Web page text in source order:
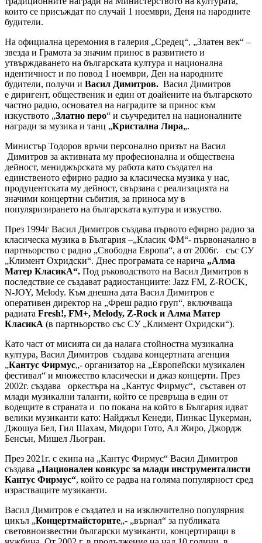
които се присъждат по случай 1 ноември, Деня на народните
будители.
На официална церемония в галерия „Средец“, „Златен век“ –
звезда и Грамота за значим принос в развитието и
утвърждаването на българската култура и национална
идентичност и по повод 1 ноември, Ден на народните
будители, получи и Васил Димитров. Васил Димитров
е диригент, общественик и един от доайените на българското
частно радио, основател на наградите за принос към
изкуството „Златно перо“ и съучредител на националните
награди за музика и танц „Кристална Лира„.
Министър Тодоров връчи персонално призът на Васил
Димитров за активната му професионална и обществена
дейност, мениджърската му работа като създател на
единственото ефирно радио за класическа музика у нас,
продуцентската му дейност, свързана с реализацията на
значими концертни събития, за приноса му в
популяризирането на българската култура и изкуство.
През 1994г Васил Димитров създава първото ефирно радио за
класическа музика в България –„Класик ФМ“- първоначално в
партньорство с радио „Свободна Европа“, а от 2006г. със СУ
„Климент Охридски“. Днес програмата се нарича „Алма
Матер КласикА“. Под ръководството на Васил Димитров в
последствие се създават радиостанциите: Jazz FM, Z-ROCK,
N-JOY, Melody. Към днешна дата Васил Димитров е
оперативен директор на „Фреш радио груп“, включваща
радиата Fresh!, FM+, Melody, Z-Rock и Алма Матер
КласикА (в партньорство със СУ „Климент Охридски“).
Като част от мисията си да налага стойностна музикална
култура, Васил Димитров създава концертната агенция
„Кантус Фирмус„- организатор на „Европейски музикален
фестивал“ и множество класически и джаз концерти. През
2002г. създава оркестъра на „Кантус Фирмус“, съставен от
млади музикални таланти, който се превръща в един от
водещите в страната и по покана на който в България идват
велики музиканти като: Найджъл Кенеди, Пинкас Цукерман,
Джошуа Бел, Гил Шахам, Мидори Гото, Ал Жиро, Джордж
Бенсън, Мишел Льогран.
През 2021г. с екипа на „Кантус Фирмус“ Васил Димитров
създава „Национален конкурс за млади инструменталисти
Кантус Фирмус“, който се радва на голяма популярност сред
израстващите музиканти.
Васил Димитров е създател и на изключително популярния
цикъл „Концертмайсторите„- „върнал“ за публиката
световноизвестни български музиканти, концертиращи в